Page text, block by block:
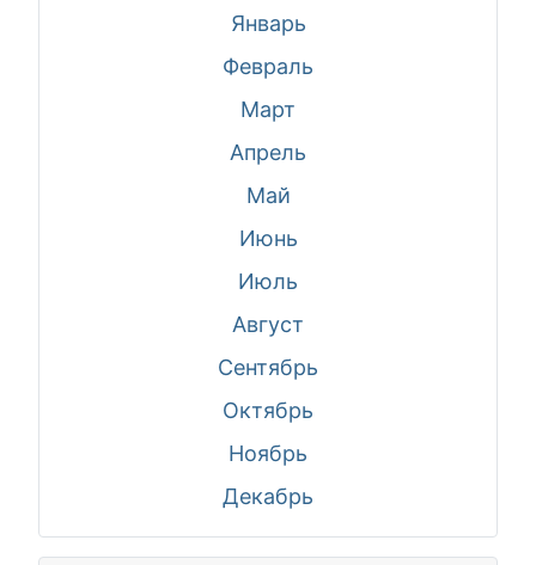
Январь
Февраль
Март
Апрель
Май
Июнь
Июль
Август
Сентябрь
Октябрь
Ноябрь
Декабрь